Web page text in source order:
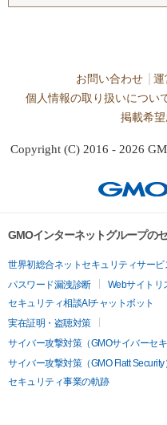
お問い合わせ 運
個人情報の取り扱いについ
掲載希
Copyright (C) 2016 - 2026
GMOインターネットグループの
世界初総合ネットセキュリティサービ
パスワード漏洩診断
Webサイトリ
セキュリティ相談AIチャットボット
実在証明・盗聴対策
サイバー攻撃対策（GMOサイバーセ
サイバー攻撃対策（GMO Flatt Security
セキュリティ事業の軌跡